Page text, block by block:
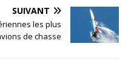
SUIVANT
les plus
de chasse